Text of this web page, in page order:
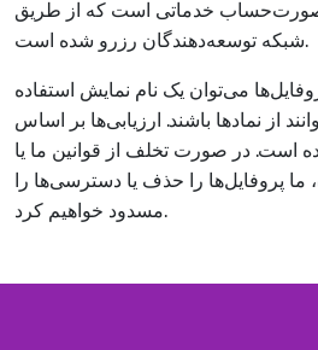
صورت‌حساب خدماتی است که از طریق
شبکه توسعه‌دهندگان رزرو شده است.
می‌توان یک نام نمایش استفاده
از نمادها باشند. ارزیابی‌ها بر اساس
است. در صورت تخلف از قوانین ما یا
ما پروفایل‌ها را حذف یا دسترسی‌ها را
مسدود خواهیم کرد.